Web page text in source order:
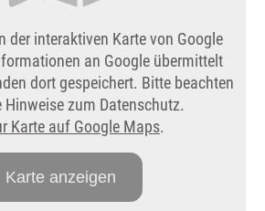
der interaktiven Karte von Google
an Google übermittelt
dort gespeichert. Bitte beachten
Hinweise zum Datenschutz.
Karte auf Google Maps.
Karte anzeigen